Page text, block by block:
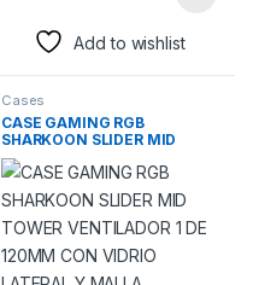
Add to wishlist
Cases
CASE GAMING RGB
SHARKOON SLIDER MID
TOWER VENTILADOR 1 DE
120MM CON VIDRIO
LATERAL Y MALLA
BK4044951029846 NEGRO